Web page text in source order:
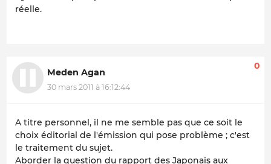
réelle.
Meden Agan
30 mars 2011 à 16:12:44
0
A titre personnel, il ne me semble pas que ce soit le
choix éditorial de l'émission qui pose problème ; c'est
le traitement du sujet.
Aborder la question du rapport des Japonais aux